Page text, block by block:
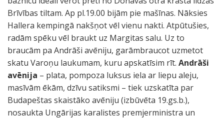
Brīvības tiltam. Ap pl.19.00 bijām pie mašīnas. Nāksies
Hallera kempingā nakšņot vēl vienu nakti. Atpūtušies,
radām spēku vēl braukt uz Margitas salu. Uz to
braucām pa Andrāši avēniju, garāmbraucot uzmetot
skatu Varoņu laukumam, kuru apskatīsim rīt. Andrāši
avēnija – plata, pompoza luksus iela ar liepu aleju,
masīvām ēkām, dzīvu satiksmi – tiek uzskatīta par
Budapeštas skaistāko avēniju (izbūvēta 19.gs.b.),
nosaukta Ungārijas karalistes premjerministra un